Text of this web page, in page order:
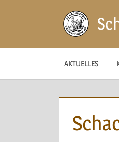
AKTUELLES